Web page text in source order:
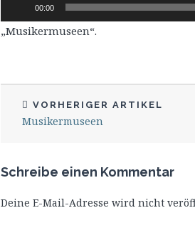
Player
00:00
„Musikermuseen“.
VORHERIGER ARTIKEL
Musikermuseen
Schreibe einen Kommentar
Deine E-Mail-Adresse wird nicht